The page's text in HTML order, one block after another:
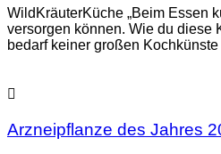
WildKräuterKüche „Beim Essen
versorgen können. Wie du diese
bedarf keiner großen
Arzneipflanze des Jahres